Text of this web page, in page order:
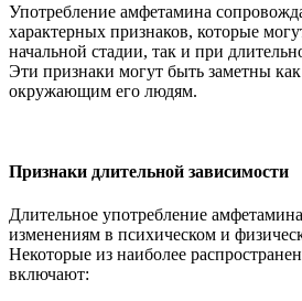
Употребление амфетамина
характерных признаков, которые
начальной стадии, так и при
Эти признаки могут быть заметны
окружающим его людям.
Признаки длительной зависимости
Длительное употребление
изменениям в психическом и
Некоторые из наиболее
включают: